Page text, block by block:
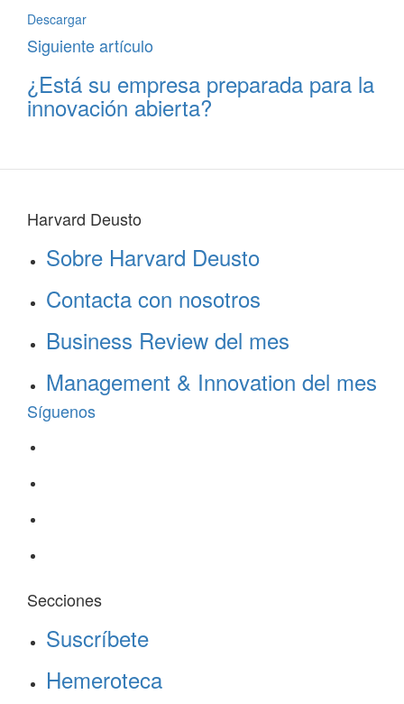
Descargar
Siguiente artículo
¿Está su empresa preparada para la
innovación abierta?
Harvard Deusto
Sobre Harvard Deusto
Contacta con nosotros
Business Review del mes
Management & Innovation del mes
Síguenos
Secciones
Suscríbete
Hemeroteca